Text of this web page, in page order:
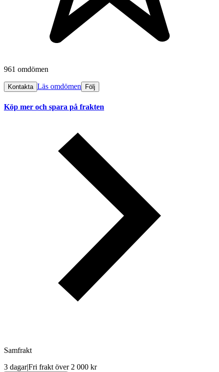
961 omdömen
Kontakta Läs omdömen Följ
Köp mer och spara på frakten
Samfrakt
3 dagar|Fri frakt över 2 000 kr